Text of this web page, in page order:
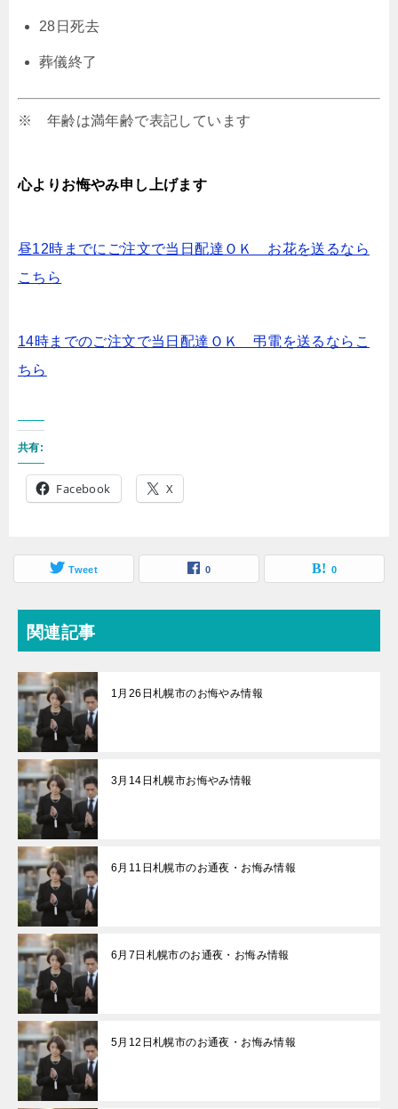
28日死去
葬儀終了
※ 年齢は満年齢で表記しています
心よりお悔やみ申し上げます
昼12時までにご注文で当日配達ＯＫ お花を送るなら
こちら
14時までのご注文で当日配達ＯＫ 弔電を送るならこ
ちら
共有:
Facebook X
Tweet 0 0
関連記事
1月26日札幌市のお悔やみ情報
3月14日札幌市お悔やみ情報
6月11日札幌市のお通夜・お悔み情報
6月7日札幌市のお通夜・お悔み情報
5月12日札幌市のお通夜・お悔み情報